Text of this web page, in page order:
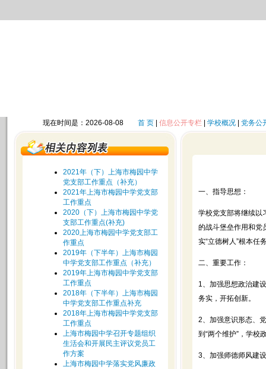
现在时间是：2026-08-08 首 页| 信息公开专栏| 学校概况| 党务公
2021年（下）上海市梅园中学
党支部工作重点（补充）
2021年上海市梅园中学党支部
工作重点
2020（下）上海市梅园中学党
支部工作重点(补充)
2020上海市梅园中学党支部工
作重点
2019年（下半年）上海市梅园
中学党支部工作重点（补充）
2019年上海市梅园中学党支部
工作重点
2018年（下半年）上海市梅园
中学党支部工作重点补充
2018年上海市梅园中学党支部
工作重点
上海市梅园中学召开专题组织
生活会和开展民主评议党员工
作方案
上海市梅园中学落实党风廉政
一、指导思想：
学校党支部将继续以
的战斗堡垒作用和党
实“立德树人”根本任
二、重要工作：
1、加强思想政治建
务实，开拓创新。
2、加强意识形态、
到“两个维护”，学校
3、加强师德师风建